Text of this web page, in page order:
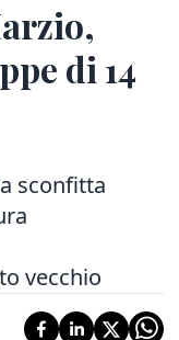
di 14
sconfitta
vecchio